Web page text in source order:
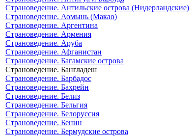
Страноведение. Антильские острова (Нидерландские)
Страноведение. Аомынь (Макао)
Страноведение. Аргентина
Страноведение. Армения
Страноведение. Аруба
Страноведение. Афганистан
Страноведение. Багамские острова
Страноведение. Бангладеш
Страноведение. Барбадос
Страноведение. Бахрейн
Страноведение. Белиз
Страноведение. Бельгия
Страноведение. Белоруссия
Страноведение. Бенин
Страноведение. Бермудские острова